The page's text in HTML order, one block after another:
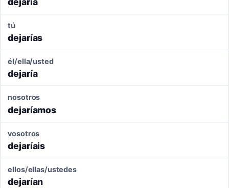
tú
dejarías
él/ella/usted
dejaría
nosotros
dejaríamos
vosotros
dejaríais
ellos/ellas/ustedes
dejarían